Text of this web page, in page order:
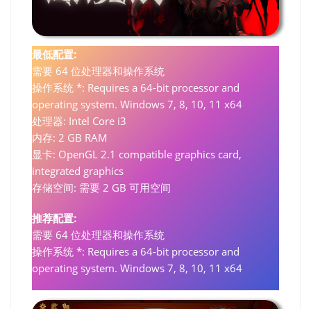
最低配置:
需要 64 位处理器和操作系统
操作系统 *: Requires a 64-bit processor and
operating system. Windows 7, 8, 10, 11 x64
处理器: Intel Core i3
内存: 2 GB RAM
显卡: OpenGL 2.1 compatible graphics card,
integrated graphics
存储空间: 需要 2 GB 可用空间
推荐配置:
需要 64 位处理器和操作系统
操作系统 *: Requires a 64-bit processor and
operating system. Windows 7, 8, 10, 11 x64